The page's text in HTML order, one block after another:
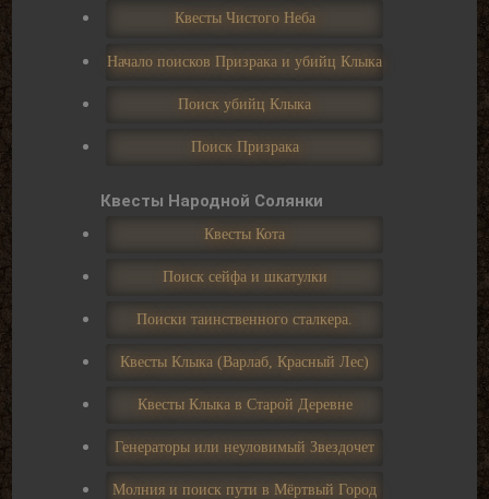
Квесты Чистого Неба
Начало поисков Призрака и убийц Клыка
Поиск убийц Клыка
Поиск Призрака
Квесты Народной Солянки
Квесты Кота
Поиск сейфа и шкатулки
Поиски таинственного сталкера.
Квесты Клыка (Варлаб, Красный Лес)
Квесты Клыка в Старой Деревне
Генераторы или неуловимый Звездочет
Молния и поиск пути в Мёртвый Город